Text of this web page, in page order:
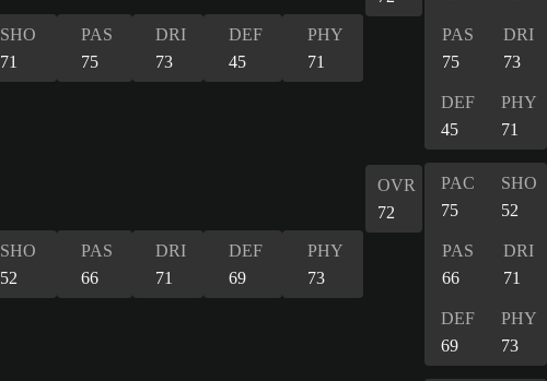
SHO
71
PAS
75
DRI
73
DEF
45
PHY
71
PAS
75
DRI
73
DEF
45
PHY
71
SHO
52
PAS
66
DRI
71
DEF
69
PHY
73
OVR
72
PAC
75
SHO
52
PAS
66
DRI
71
DEF
69
PHY
73